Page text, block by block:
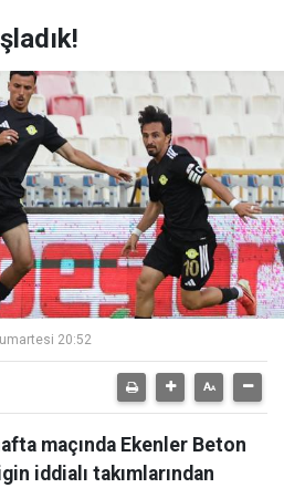
20:52
maçında Ekenler Beton
iddialı takımlarından